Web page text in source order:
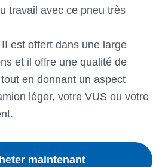
travail avec ce pneu très
II est offert dans une large
et il offre une qualité de
en donnant un aspect
léger, votre VUS ou votre
maintenant